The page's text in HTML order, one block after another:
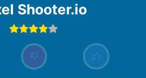
Shooter.io